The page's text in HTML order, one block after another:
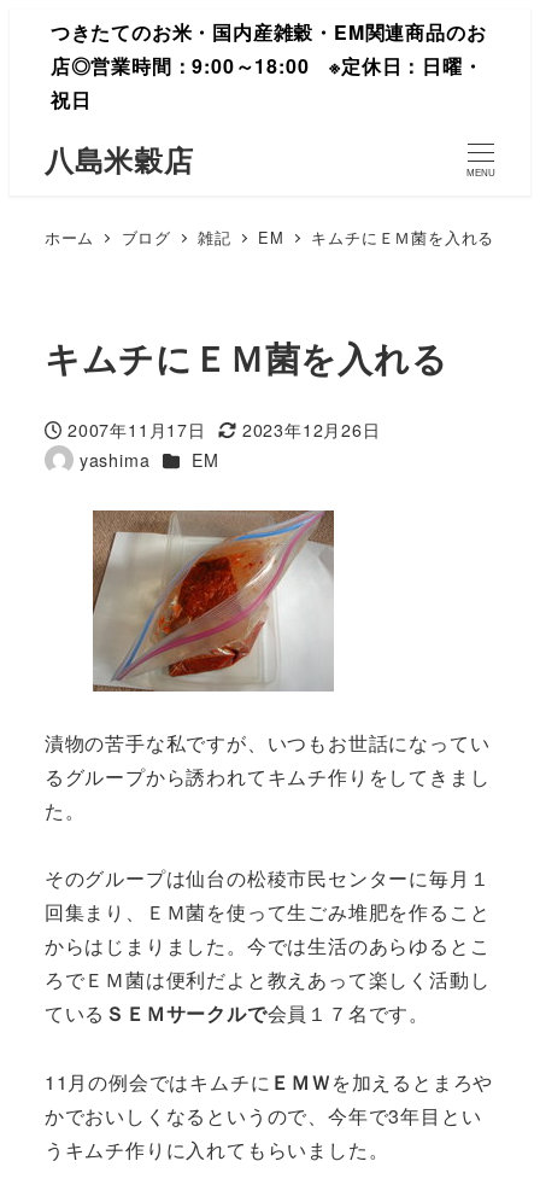
つきたてのお米・国内産雑穀・EM関連商品のお
店◎営業時間：9:00～18:00 ※定休日：日曜・
祝日
八島米穀店 MENU
ホーム ブログ 雑記 EM キムチにＥＭ菌を入れる
キムチにＥＭ菌を入れる
投稿日
2007年11月17日
更新日
2023年12月26日
著
yashima カテゴリー
EM
漬物の苦手な私ですが、いつもお世話になってい
るグループから誘われてキムチ作りをしてきまし
た。
そのグループは仙台の松稜市民センターに毎月１
回集まり、ＥＭ菌を使って生ごみ堆肥を作ること
からはじまりました。今では生活のあらゆるとこ
ろでＥＭ菌は便利だよと教えあって楽しく活動し
ている ＳＥＭサークルで会員１７名です。
11月の例会ではキムチに ＥＭＷを加えるとまろや
かでおいしくなるというので、今年で3年目とい
うキムチ作りに入れてもらいました。